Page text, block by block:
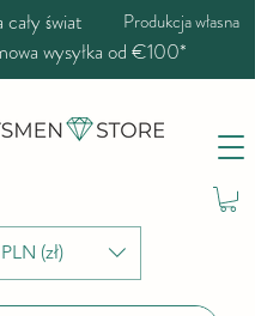
PLN (zł)
świat Produkcja własna
wysyłka od €100*